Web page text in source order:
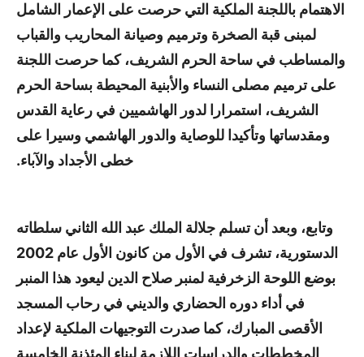
الاهتمام باللجنة الملكية التي حرصت على الإعمار الشامل
لمبنى قبة الصخرة وترميم وصيانة المحاريب والقباب
والمساطب في ساحة الحرم الشريف، كما حرصت اللجنة
على ترميم مصلى النساء والأبنية المحيطة بساحة الحرم
الشريف، استمرارا لدور الهاشميين في رعاية القدس
ومقدساتها وتأكيدا للوصاية والدور الهاشمي وسيرا على
خطى الأجداد والآباء.
وتابع، وبعد أن تسلم جلالة الملك عبد الله الثاني سلطاته
الدستورية، تشرف في الأول من كانون الأول عام 2002
بوضع اللوحة الزخرفية لمنبر صلاح الدين ليعود هذا المنبر
في أداء دوره الحضاري والديني في رحاب المسجد
الأقصى المبارك، كما صدرت التوجيهات الملكية لإعداد
المخططات والدراسات اللازمة لبناء المئذنة الخامسة